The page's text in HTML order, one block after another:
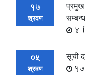
17
श्रवण
प्रमुख
4
05
श्रवण
सूची
17